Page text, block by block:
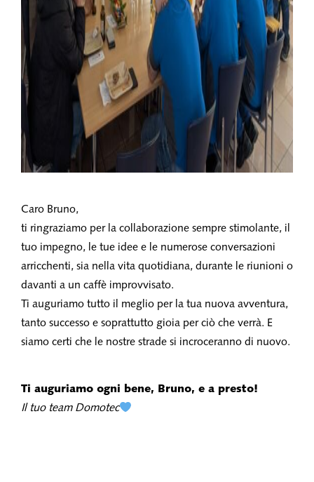
Caro Bruno,
ti ringraziamo per la collaborazione sempre stimolante, il
tuo impegno, le tue idee e le numerose conversazioni
arricchenti, sia nella vita quotidiana, durante le riunioni o
davanti a un caffè improvvisato.
Ti auguriamo tutto il meglio per la tua nuova avventura,
tanto successo e soprattutto gioia per ciò che verrà. E
siamo certi che le nostre strade si incroceranno di nuovo.
Ti auguriamo ogni bene, Bruno, e a presto!
Il tuo team Domotec